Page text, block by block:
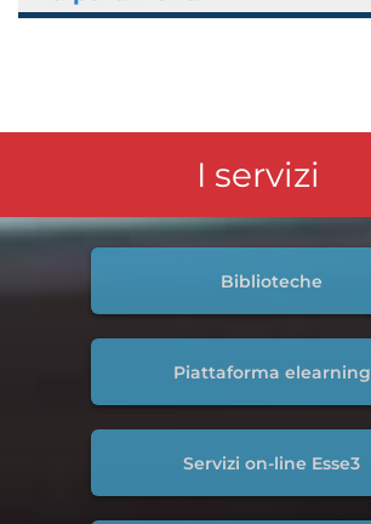
I servizi
Biblioteche
Piattaforma elearning
Servizi on-line Esse3